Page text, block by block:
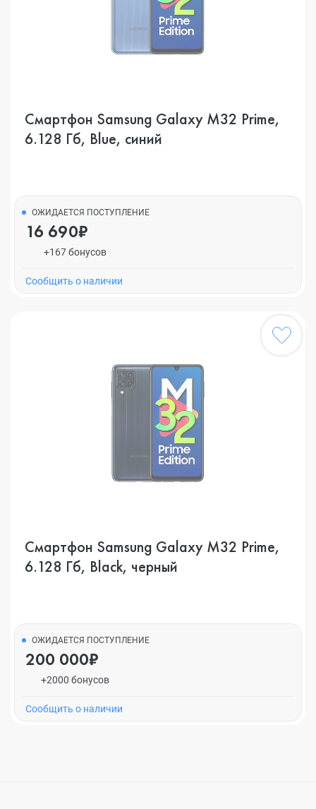
Смартфон Samsung Galaxy M32 Prime,
6.128 Гб, Blue, синий
ОЖИДАЕТСЯ ПОСТУПЛЕНИЕ
16 690₽
+167 бонусов
Cообщить о наличии
Смартфон Samsung Galaxy M32 Prime,
6.128 Гб, Black, черный
ОЖИДАЕТСЯ ПОСТУПЛЕНИЕ
200 000₽
+2000 бонусов
Cообщить о наличии